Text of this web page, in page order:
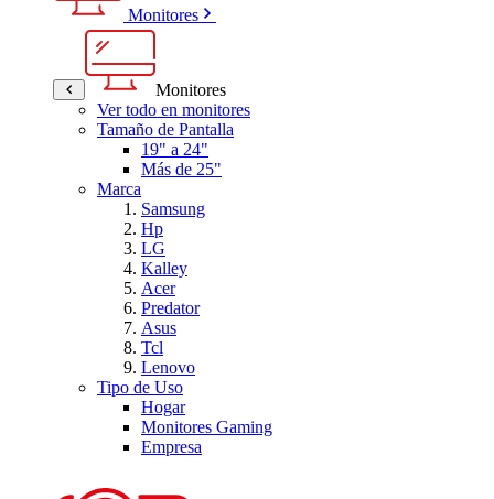
Monitores
Monitores
Ver todo en monitores
Tamaño de Pantalla
19" a 24"
Más de 25"
Marca
Samsung
Hp
LG
Kalley
Acer
Predator
Asus
Tcl
Lenovo
Tipo de Uso
Hogar
Monitores Gaming
Empresa